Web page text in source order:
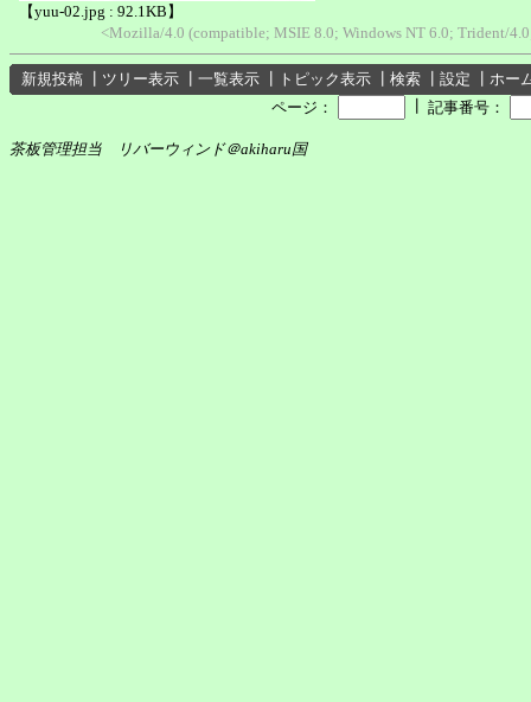
【yuu-02.jpg : 92.1KB】
<Mozilla/4.0 (compatible; MSIE 8.0; Windows NT 6.0; Trident/
新規投稿 ツリー表示 一覧表示 トピック表示 検索 設定
ホー
ページ：
記事番号：
茶板管理担当 リバーウィンド＠akiharu国